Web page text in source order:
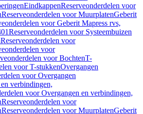
EindkappenReserveonderdelen voor
Reserveonderdelen voor MuurplatenGeberit
voor Geberit Mapress rvs,
Reserveonderdelen voor Systeembuizen
Reserveonderdelen voor
voor
voor BochtenT-
voor T-stukkenOvergangen
voor Overgangen
verbindingen,
voor Overgangen en verbindingen,
Reserveonderdelen voor
Reserveonderdelen voor MuurplatenGeberit